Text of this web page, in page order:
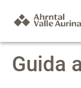
Guida